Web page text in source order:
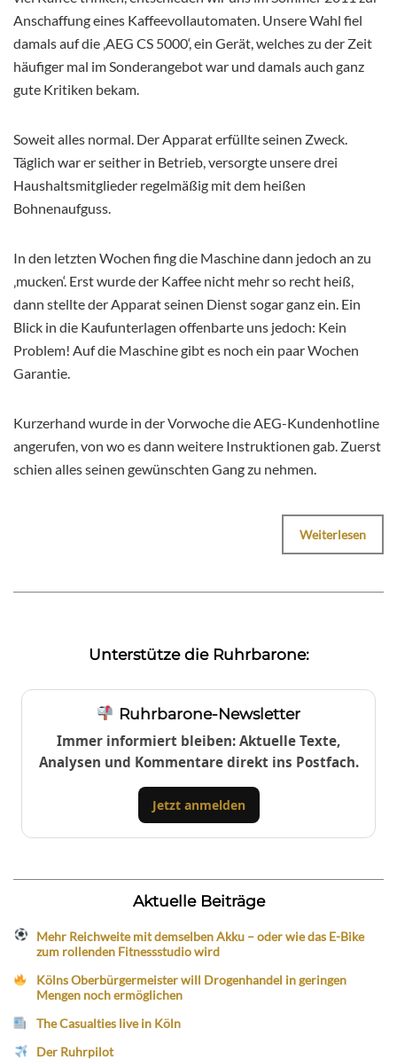
Anschaffung eines Kaffeevollautomaten. Unsere Wahl fiel
damals auf die ‚AEG CS 5000‘, ein Gerät, welches zu der Zeit
häufiger mal im Sonderangebot war und damals auch ganz
gute Kritiken bekam.
Soweit alles normal. Der Apparat erfüllte seinen Zweck.
Täglich war er seither in Betrieb, versorgte unsere drei
Haushaltsmitglieder regelmäßig mit dem heißen
Bohnenaufguss.
In den letzten Wochen fing die Maschine dann jedoch an zu
‚mucken‘. Erst wurde der Kaffee nicht mehr so recht heiß,
dann stellte der Apparat seinen Dienst sogar ganz ein. Ein
Blick in die Kaufunterlagen offenbarte uns jedoch: Kein
Problem! Auf die Maschine gibt es noch ein paar Wochen
Garantie.
Kurzerhand wurde in der Vorwoche die AEG-Kundenhotline
angerufen, von wo es dann weitere Instruktionen gab. Zuerst
schien alles seinen gewünschten Gang zu nehmen.
Weiterlesen
Unterstütze die Ruhrbarone:
Ruhrbarone-Newsletter
Immer informiert bleiben: Aktuelle Texte,
Analysen und Kommentare direkt ins Postfach.
Jetzt anmelden
Aktuelle Beiträge
Mehr Reichweite mit demselben Akku – oder wie das E-Bike
zum rollenden Fitnessstudio wird
Kölns Oberbürgermeister will Drogenhandel in geringen
Mengen noch ermöglichen
The Casualties live in Köln
Der Ruhrpilot